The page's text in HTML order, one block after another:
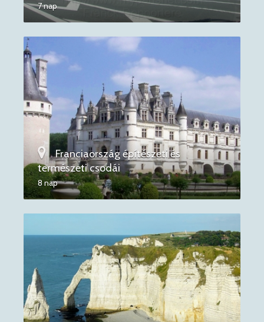
7 nap
Franciaország építészeti és
természeti csodái
8 nap